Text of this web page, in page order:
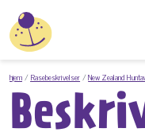
hjem Rasebeskrivelser New Zealand